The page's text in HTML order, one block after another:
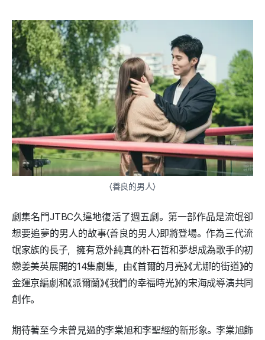
〈善良的男人〉
劇集名門JTBC久違地復活了週五劇。第一部作品是流氓卻
想要追夢的男人的故事〈善良的男人〉即將登場。作為三代流
氓家族的長子，擁有意外純真的朴石哲和夢想成為歌手的初
戀姜美英展開的14集劇集，由《首爾的月亮》《尤娜的街道》的
金運京編劇和《派爾蘭》《我們的幸福時光》的宋海成導演共同
創作。
期待著至今未曾見過的李棠旭和李聖經的新形象。李棠旭飾